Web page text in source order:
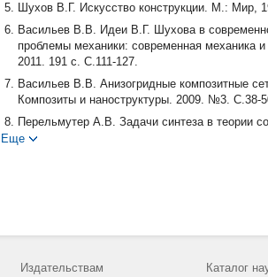
Шухов В.Г. Искусство конструкции. М.: Мир,
Васильев В.В. Идеи В.Г. Шухова в
проблемы механики: современная
2011. 191 с. С.111-127.
Васильев В.В. Анизогридные композитные
Композиты и наноструктуры. 2009. №3. С.38-
Перельмутер А.В. Задачи синтеза в теории
государственного архитектурно-
Bendsoe M.P., Sigmund O. Topology
Вестник Самарского университета.
Еще
Издательствам Каталог